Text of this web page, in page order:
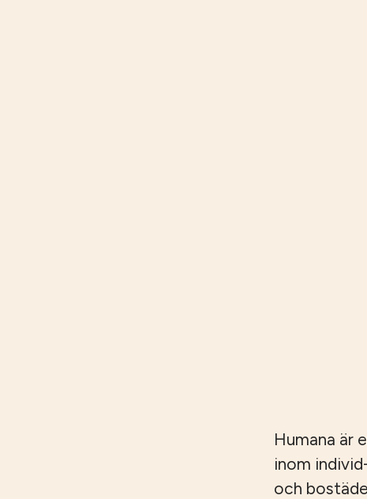
Humana är
inom
och